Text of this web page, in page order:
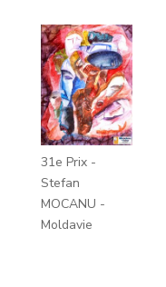
31e Prix -
Stefan
MOCANU -
Moldavie